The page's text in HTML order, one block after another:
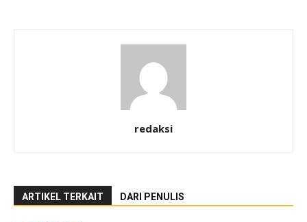
redaksi
ARTIKEL TERKAIT DARI PENULIS